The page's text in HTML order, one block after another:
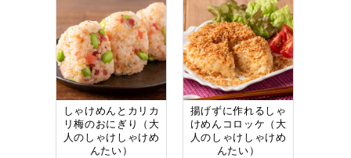
しゃけめんとカリカ
リ梅のおにぎり（大
人のしゃけしゃけめ
んたい）
揚げずに作れるしゃ
けめんコロッケ（大
人のしゃけしゃけめ
んたい）